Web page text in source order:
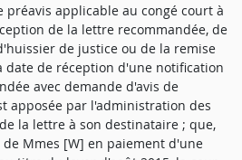
préavis applicable au congé court à
de la lettre recommandée, de
de justice ou de la remise
de réception d'une notification
avec demande d'avis de
apposée par l'administration des
la lettre à son destinataire ; que,
Mmes [W] en paiement d'une